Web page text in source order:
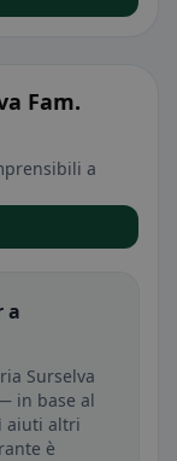
Fam.
a
a
Surselva
in base al
aiuti altri
è